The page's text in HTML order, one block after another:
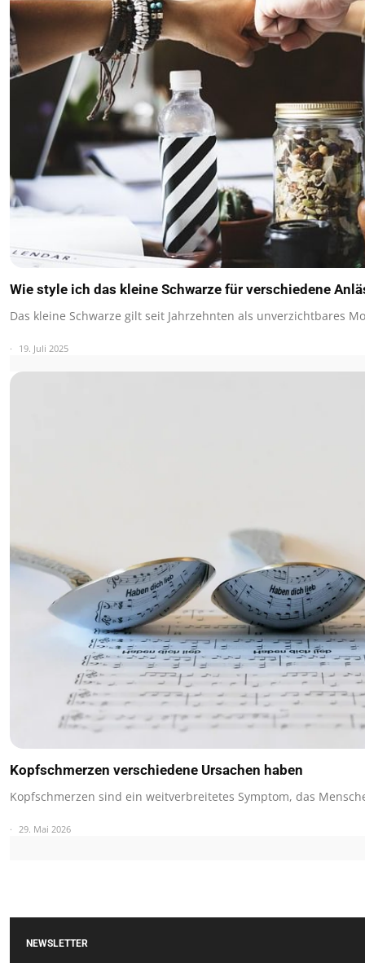
Wie style ich das kleine Schwarze für verschiedene
Das kleine Schwarze gilt seit Jahrzehnten als unverzichtbares
19. Juli 2025
Kopfschmerzen verschiedene Ursachen haben
Kopfschmerzen sind ein weitverbreitetes Symptom, das
29. Mai 2026
NEWSLETTER